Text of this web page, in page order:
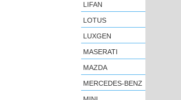
LIFAN
LOTUS
LUXGEN
MASERATI
MAZDA
MERCEDES-BENZ